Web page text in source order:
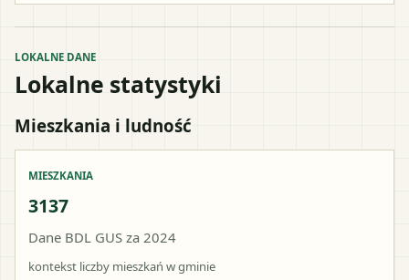
LOKALNE DANE
Lokalne statystyki
Mieszkania i ludność
MIESZKANIA
3137
Dane BDL GUS za 2024
kontekst liczby mieszkań w gminie